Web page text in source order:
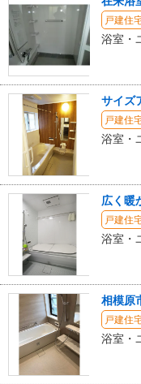
戸建住
浴室・
サイズ
戸建住
浴室・
広く暖
戸建住
浴室・
相模原
戸建住
浴室・